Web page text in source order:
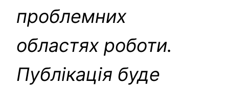
проблемних
областях роботи.
Публікація буде